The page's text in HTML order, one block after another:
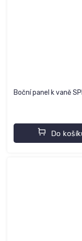
Boční panel k vaně
Do